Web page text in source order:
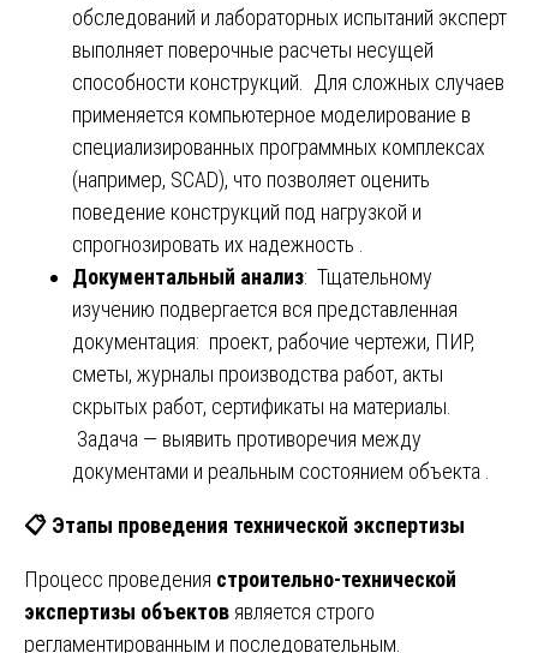
обследований и лабораторных испытаний эксперт
выполняет поверочные расчеты несущей
способности конструкций. Для сложных случаев
применяется компьютерное моделирование в
специализированных программных комплексах
(например, SCAD), что позволяет оценить
поведение конструкций под нагрузкой и
спрогнозировать их надежность .
Документальный анализ: Тщательному
изучению подвергается вся представленная
документация: проект, рабочие чертежи, ПИР,
сметы, журналы производства работ, акты
скрытых работ, сертификаты на материалы.
Задача — выявить противоречия между
документами и реальным состоянием объекта .
📋 Этапы проведения технической экспертизы
Процесс проведения строительно-технической
экспертизы объектов является строго
регламентированным и последовательным.